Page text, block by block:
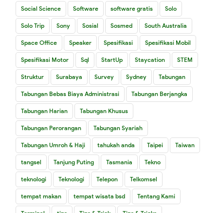
Social Science Software software gratis Solo
Solo Trip Sony Sosial Sosmed South Australia
Space Office Speaker Spesifikasi Spesifikasi Mobil
Spesifikasi Motor Sql StartUp Staycation STEM
Struktur Surabaya Survey Sydney Tabungan
Tabungan Bebas Biaya Administrasi Tabungan Berjangka
Tabungan Harian Tabungan Khusus
Tabungan Perorangan Tabungan Syariah
Tabungan Umroh & Haji tahukah anda Taipei Taiwan
tangsel Tanjung Puting Tasmania Tekno
teknologi Teknologi Telepon Telkomsel
tempat makan tempat wisata bsd Tentang Kami